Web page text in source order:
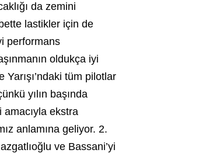
da zemini
lastikler için de
performans
oldukça iyi
tüm pilotlar
yılın başında
ekstra
anlamına geliyor. 2.
ve Bassani’yi